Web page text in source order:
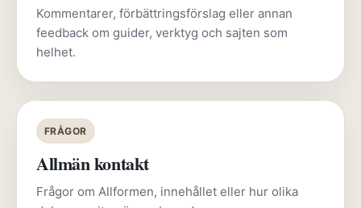
Kommentarer, förbättringsförslag eller annan
feedback om guider, verktyg och sajten som
helhet.
FRÅGOR
Allmän kontakt
Frågor om Allformen, innehållet eller hur olika